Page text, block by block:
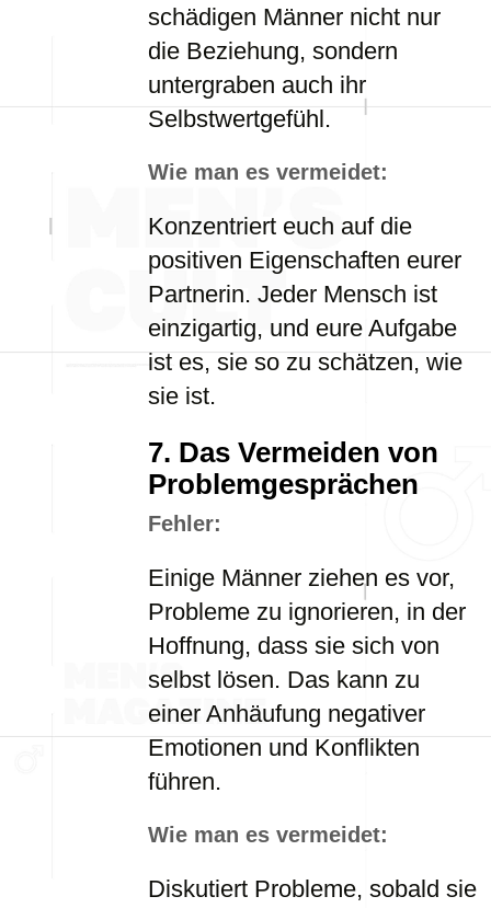
schädigen Männer nicht nur
die Beziehung, sondern
untergraben auch ihr
Selbstwertgefühl.
Wie man es vermeidet:
Konzentriert euch auf die
positiven Eigenschaften eurer
Partnerin. Jeder Mensch ist
einzigartig, und eure Aufgabe
ist es, sie so zu schätzen, wie
sie ist.
7. Das Vermeiden von
Problemgesprächen
Fehler:
Einige Männer ziehen es vor,
Probleme zu ignorieren, in der
Hoffnung, dass sie sich von
selbst lösen. Das kann zu
einer Anhäufung negativer
Emotionen und Konflikten
führen.
Wie man es vermeidet:
Diskutiert Probleme, sobald sie